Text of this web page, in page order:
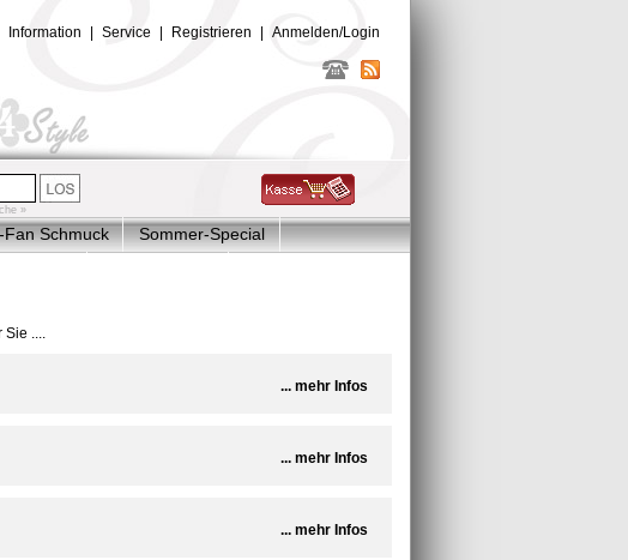
Information Service Registrieren Anmelden/Login
»
Schmuck
Sommer-Special
Sie ....
... mehr Infos
... mehr Infos
... mehr Infos